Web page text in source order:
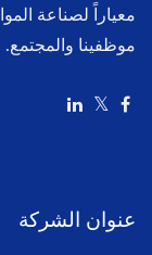
معياراً لصناعة
موظفينا والمجتمع.
عنوان الشركة